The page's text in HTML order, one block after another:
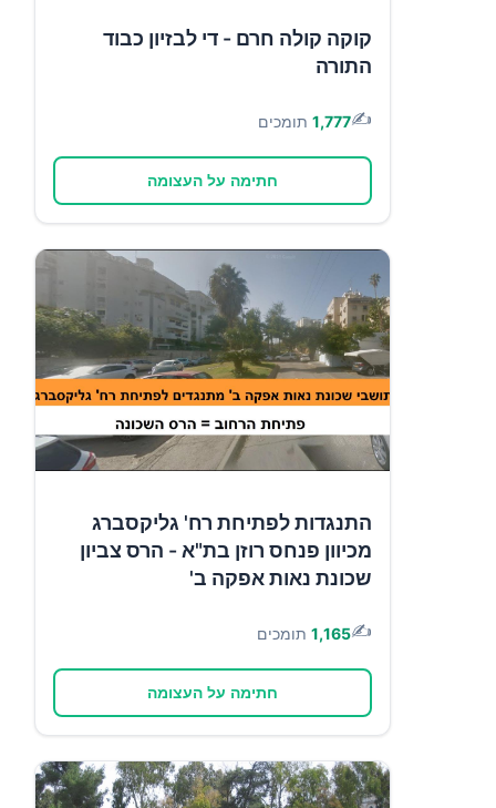
קוקה קולה חרם - די לבזיון כבוד
התורה
✍️
1,777 תומכים
חתימה על העצומה
התנגדות לפתיחת רח' גליקסברג
מכיוון פנחס רוזן בת"א - הרס צביון
שכונת נאות אפקה ב'
✍️
1,165 תומכים
חתימה על העצומה